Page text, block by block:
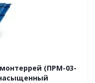
(ПРМ-03-
насыщенный